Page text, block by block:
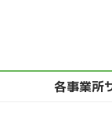
各事業所